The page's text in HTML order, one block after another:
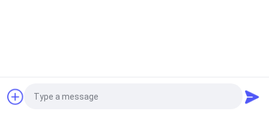
Thermocouple De K
Demandez un devis